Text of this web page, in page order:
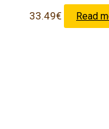
33.49€ Read